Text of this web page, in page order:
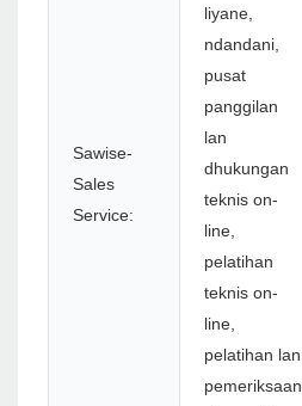
Sawise-
Sales
Service:
liyane,
ndandani,
pusat
panggilan
lan
dhukungan
teknis on-
line,
pelatihan
teknis on-
line,
pelatihan lan
pemeriksaan